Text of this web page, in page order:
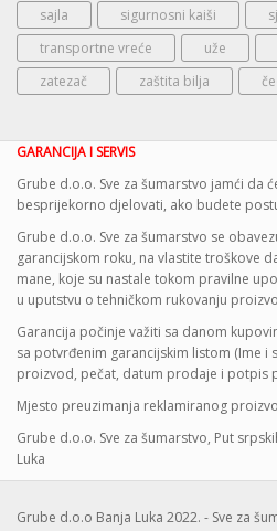
sajla
sigurnosni kaiši
transportne vreće
uže
zatezač
zaštita bilja
GARANCIJA I SERVIS
Grube d.o.o. Sve za šumarstvo jamći da
besprijekorno djelovati, ako budete
Grube d.o.o. Sve za šumarstvo se
garancijskom roku, na vlastite troškove
mane, koje su nastale tokom pravilne
u uputstvu o tehničkom rukovanju
Garancija počinje važiti sa danom
sa potvrđenim garancijskim listom (Ime
proizvod, pečat, datum prodaje i potpis
Mjesto preuzimanja reklamiranog
Grube d.o.o. Sve za šumarstvo, Put
Luka
Grube d.o.o Banja Luka 2022. - Sve za